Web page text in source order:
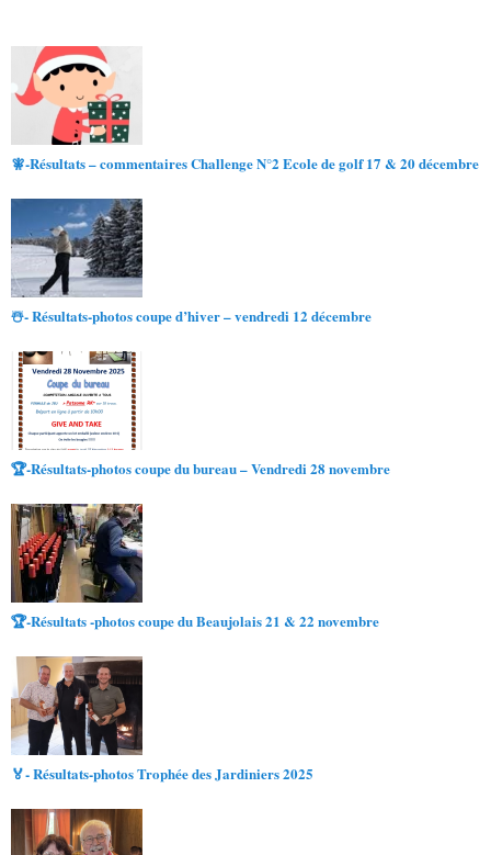
🧚-Résultats – commentaires Challenge N°2 Ecole de golf 17 & 20 décembre
☃️- Résultats-photos coupe d’hiver – vendredi 12 décembre
🏆-Résultats-photos coupe du bureau – Vendredi 28 novembre
🏆-Résultats -photos coupe du Beaujolais 21 & 22 novembre
🏅- Résultats-photos Trophée des Jardiniers 2025